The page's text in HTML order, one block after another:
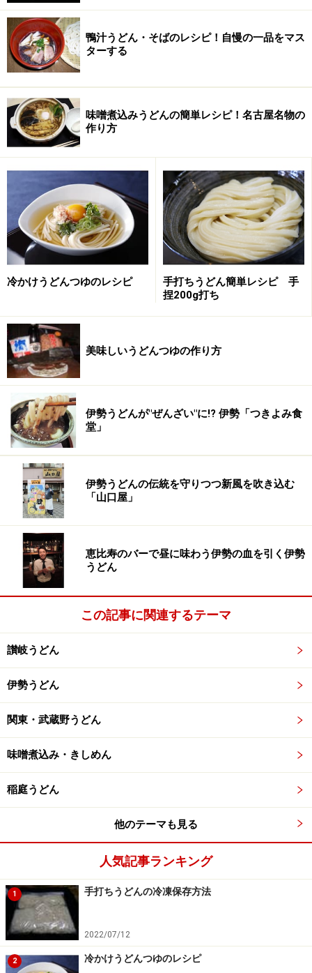
きぬさやはスジを取り、塩を加えたお湯で軽く湯通しし
ておきます。
豚肉、ホタテ貝は皿に並べて軽く塩と日本酒を振ってお
きます。
調理手順
フライパンに油を入れて熱したら豚肉を入れて火を通し
ます。
ニンジン・ハクサイの茎の部分から入れて少ししたら葉
を入れてきぬさやを除くその他の野菜を入れます。
軽く火が通ったらむき海老とホタテガイをいれます。
ダシを1.5カップ300ccを入れて塩で味を調えます。
煮立ててから水溶き片栗粉をいれてあんかけにします。
心まで温かくなるように仕上ましょう
茹でたうどんを玉取りして温めてからどんぶりに盛り、
温めた汁を入れてからあんかけをかけて最後にきぬさや
を載せます。
彩を考えて盛り付けしてみてください。
関連レシピ
うどん・蕎麦の基本 出汁の取り方
※記事内容は執筆時点のものです。最新の内容をご確認くださ
い。
※メニューや料金などのデータは、取材時または記事公開時点で
の内容です。
鴨汁うどん・そばのレシピ！自慢の一品をマス
ターする
味噌煮込みうどんの簡単レシピ！名古屋名物の
作り方
冷かけうどんつゆのレシピ
手打ちうどん簡単レシピ 手
捏200g打ち
美味しいうどんつゆの作り方
伊勢うどんが"ぜんざい"に!? 伊勢「つきよみ食
堂」
伊勢うどんの伝統を守りつつ新風を吹き込む
「山口屋」
恵比寿のバーで昼に味わう伊勢の血を引く伊勢
うどん
この記事に関連するテーマ
讃岐うどん
伊勢うどん
関東・武蔵野うどん
味噌煮込み・きしめん
稲庭うどん
他のテーマも見る
人気記事ランキング
1 手打ちうどんの冷凍保存方法
2022/07/12
2 冷かけうどんつゆのレシピ